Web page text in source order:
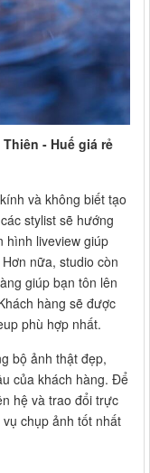
- Huế giá rẻ
và không biết tạo
stylist sẽ hướng
hình liveview giúp
nữa, studio còn
giúp bạn tôn lên
hàng sẽ được
phù hợp nhất.
bộ ảnh thật đẹp,
của khách hàng. Để
hệ và trao đổi trực
chụp ảnh tốt nhất